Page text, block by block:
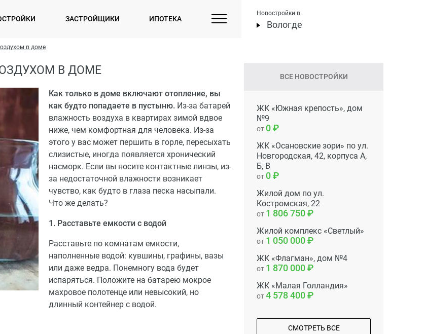
ЗАСТРОЙЩИКИ ИПОТЕКА
Новостройки в:
Вологде
в доме
В ДОМЕ
Как только в доме включают отопление, вы
как будто попадаете в пустыню. Из-за батарей
влажность воздуха в квартирах зимой вдвое
ниже, чем комфортная для человека. Из-за
этого у вас может першить в горле, пересыхать
слизистые, иногда появляется хронический
насморк. Если вы носите контактные линзы, из-
за недостаточной влажности возникает
чувство, как будто в глаза песка насыпали.
Что же делать?
1. Расставьте емкости с водой
Расставьте по комнатам емкости,
наполненные водой: кувшины, графины, вазы
или даже ведра. Понемногу вода будет
испаряться. Положите на батарею мокрое
махровое полотенце или невысокий, но
длинный контейнер с водой.
ВСЕ НОВОСТРОЙКИ
ЖК «Южная крепость», дом
№9
от 0
ЖК «Осановские зори» по ул.
Новгородская, 42, корпуса А,
Б, В
от 0
Жилой дом по ул.
Костромская, 22
от 1 806 750
Жилой комплекс «Светлый»
от 1 050 000
ЖК «Флагман», дом №4
от 1 870 000
ЖК «Малая Голландия»
от4 578 400
СМОТРЕТЬ ВСЕ